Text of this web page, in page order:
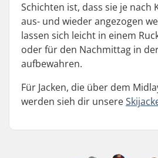
Schichten ist, dass sie je
aus- und wieder angezogen
lassen sich leicht in einem
oder für den Nachmittag in
aufbewahren.
Für Jacken, die über dem
werden sieh dir unsere